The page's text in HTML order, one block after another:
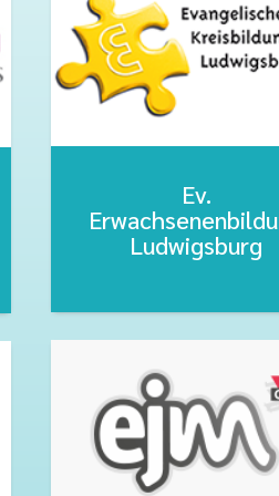
Ev.
Ludwigsburg